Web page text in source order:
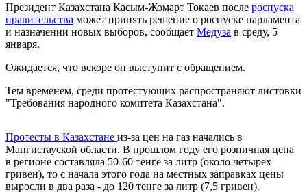
Президент Казахстана Касым-Жомарт Токаев после роспуска
правительства может принять решение о роспуске парламента
и назначении новых выборов, сообщает Медуза в среду, 5
января.
Ожидается, что вскоре он выступит с обращением.
Тем временем, среди протестующих распространяют листовки
"Требования народного комитета Казахстана".
Протесты в Казахстане из-за цен на газ начались в
Мангистауской области. В прошлом году его розничная цена
в регионе составляла 50-60 тенге за литр (около четырех
гривен), то с начала этого года на местных заправках цены
выросли в два раза - до 120 тенге за литр (7,5 гривен).